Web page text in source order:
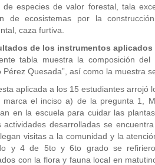
de especies de valor forestal, tala
de ecosistemas por la
caza furtiva.
de los instrumentos
tabla muestra la composición
Pérez Quesada”, así como la muestra
aplicada a los 15 estudiantes arrojó
marca el inciso a) de la pregunta 1,
en la escuela para cuidar las
actividades desarrolladas se
visitas a la comunidad y la
y 4 de 5to y 6to grado se
con la flora y fauna local en